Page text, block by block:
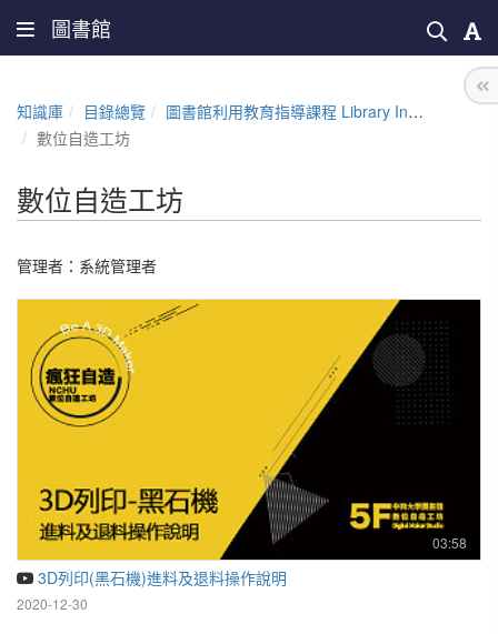
圖書館
知識庫 目錄總覽
圖書館利用教育指導課程 Library Instruction Courses
數位自造工坊
數位自造工坊
管理者： 系統管理者
03:58
3D列印(黑石機)進料及退料操作說明
2020-12-30